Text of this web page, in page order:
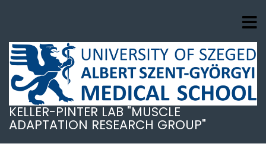
content
KELLER-PINTER LAB "MUSCLE
ADAPTATION RESEARCH GROUP"